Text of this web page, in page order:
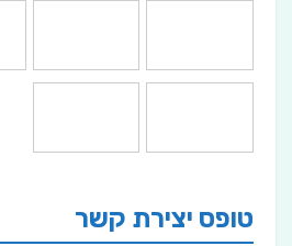
טופס יצירת קשר